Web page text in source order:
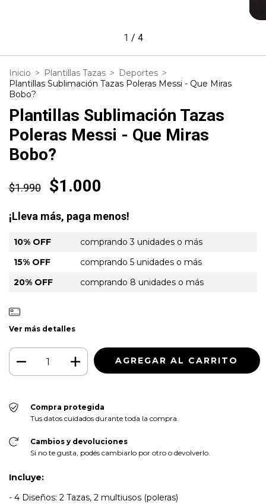
1 / 4
Inicio > Plantillas Tazas > Deportes >
Plantillas Sublimación Tazas Poleras Messi - Que Miras
Bobo?
Plantillas Sublimación Tazas
Poleras Messi - Que Miras
Bobo?
$1.990 $1.000
¡Lleva más, paga menos!
10% OFF
comprando 3 unidades o más
15% OFF
comprando 5 unidades o más
20% OFF
comprando 8 unidades o más
Ver más detalles
Compra protegida
Tus datos cuidados durante toda la compra.
Cambios y devoluciones
Si no te gusta, podés cambiarlo por otro o devolverlo.
Incluye:
- 4 Diseños: 2 Tazas, 2 multiusos (poleras)